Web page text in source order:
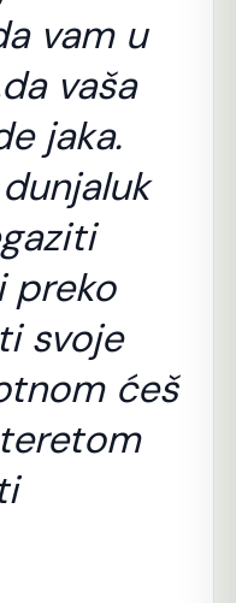
vam u
vaša
jaka.
preko
svoje
ćeš